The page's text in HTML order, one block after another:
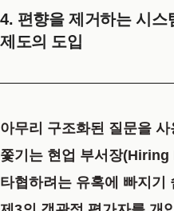
4. 편향을 제거하는 시
제도의 도입
아무리 구조화된 질문을
쫓기는 현업 부서장(Hiring
타협하려는 유혹에 빠지기